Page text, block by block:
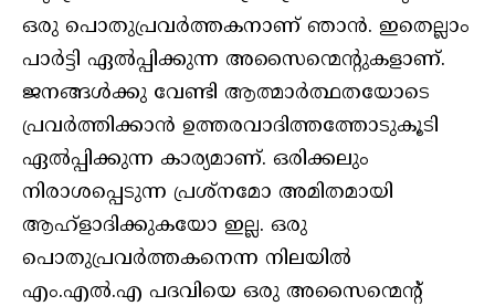
ഒരു പൊതുപ്രവർത്തകനാണ് ഞാൻ. ഇതെല്ലാം
പാർട്ടി ഏൽപ്പിക്കുന്ന അസൈന്മെന്റുകളാണ്.
ജനങ്ങൾക്കു വേണ്ടി ആത്മാർത്ഥതയോടെ
പ്രവർത്തിക്കാൻ ഉത്തരവാദിത്തത്തോടുകൂടി
ഏൽപ്പിക്കുന്ന കാര്യമാണ്. ഒരിക്കലും
നിരാശപ്പെടുന്ന പ്രശ്‌നമോ അമിതമായി
ആഹ്‌ളാദിക്കുകയോ ഇല്ല. ഒരു
പൊതുപ്രവർത്തകനെന്ന നിലയിൽ
എം.എൽ.എ പദവിയെ ഒരു അസൈന്മെന്റ്